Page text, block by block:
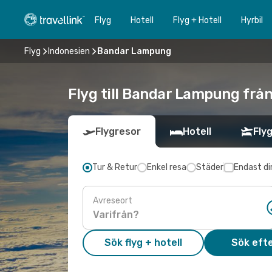
Flyg Hotell Flyg + Hotell Hyrbil
Flyg Indonesien Bandar Lampung
Flyg till Bandar Lampung
Flygresor Hotell
Tur & Retur Enkel resa Städer Endast
Avreseort
Sök flyg + hotell Sök